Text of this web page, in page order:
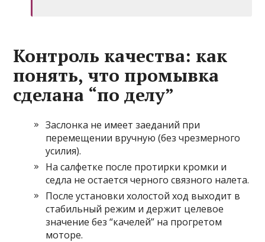
Контроль качества: как
понять, что промывка
сделана “по делу”
Заслонка не имеет заеданий при
перемещении вручную (без чрезмерного
усилия).
На салфетке после протирки кромки и
седла не остается черного связного налета.
После установки холостой ход выходит в
стабильный режим и держит целевое
значение без “качелей” на прогретом
моторе.